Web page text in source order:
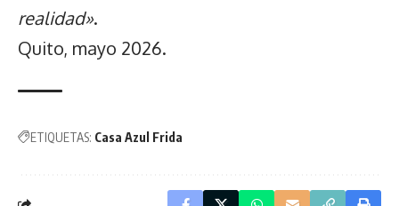
realidad».
Quito, mayo 2026.
ETIQUETAS: Casa Azul Frida